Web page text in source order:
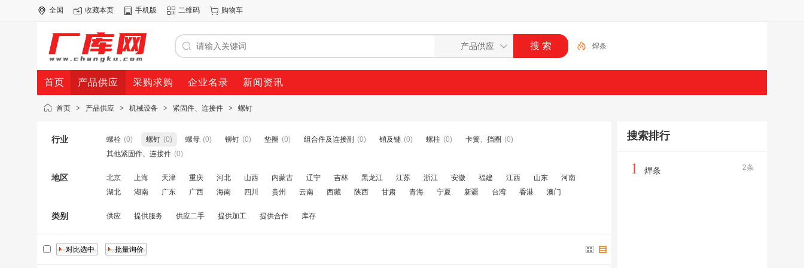
全国 收藏本页 手机版 二维码 购物车
焊条
首页 产品供应 采购求购 企业名录 新闻资讯
首页 > 产品供应 > 机械设备 > 紧固件、连接件 > 螺钉
行业 螺栓 (0) 螺钉 (0) 螺母 (0) 铆钉 (0) 垫圈 (0) 组合件及连接副 (0) 销及键 (0) 螺柱 (0) 卡簧、挡圈 (0)
其他紧固件、连接件 (0)
地区 北京 上海 天津 重庆 河北 山西 内蒙古 辽宁 吉林 黑龙江 江苏 浙江 安徽 福建 江西 山东
河南
湖北
湖南 广东 广西 海南 四川 贵州 云南 西藏 陕西 甘肃 青海 宁夏 新疆 台湾 香港 澳门
类别 供应 提供服务 供应二手 提供加工 提供合作 库存
搜索排行
2条
1 焊条